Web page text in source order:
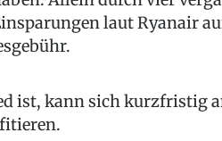
laut Ryanair
ist, kann sich kurzfristig